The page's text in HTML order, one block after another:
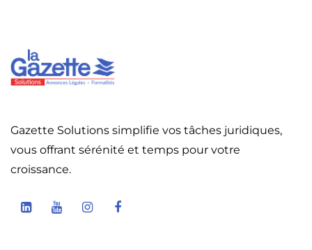
Gazette Solutions simplifie vos tâches juridiques,
vous offrant sérénité et temps pour votre
croissance.